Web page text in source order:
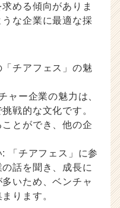
める傾向がありま
な企業に最適な採
「チアフェス」の魅
ャー企業の魅力は、
戦的な文化です。
とができ、他の企
「チアフェス」に参
話を聞き、成長に
いため、ベンチャ
ります。